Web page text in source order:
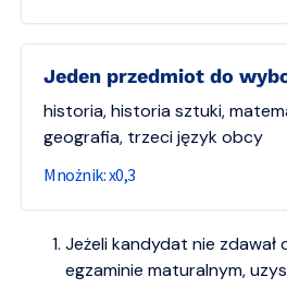
Jeden przedmiot do
historia, historia sztuki,
geografia, trzeci język obcy
0,3
Jeżeli kandydat nie
egzaminie maturalnym,